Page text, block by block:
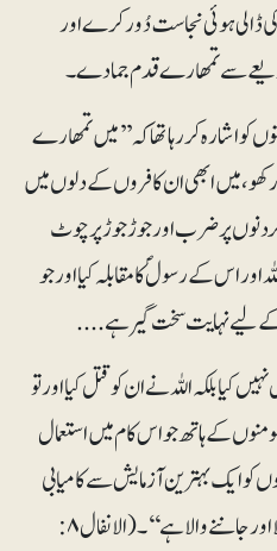
ہوئی نجاست دُور کرے اور
سے تمھارے قدم جما دے۔
اشارہ کر رہا تھا کہ ’’میں تمھارے
میں ابھی ان کافروں کے دلوں میں
پر ضرب اور جوڑجوڑ پر چوٹ
اس کے رسولؐ کا مقابلہ کیا اور جو
کے لیے نہایت سخت گیر ہے....
بلکہ اللہ نے ان کو قتل کیا اور تو
کے ہاتھ جو اس کام میں استعمال
کو ایک بہترین آزمایش سے کامیابی
کے ساتھ گزار دے، یقینا اللہ سننے والا اور جاننے والا ہے‘‘۔(الانفال ۸: